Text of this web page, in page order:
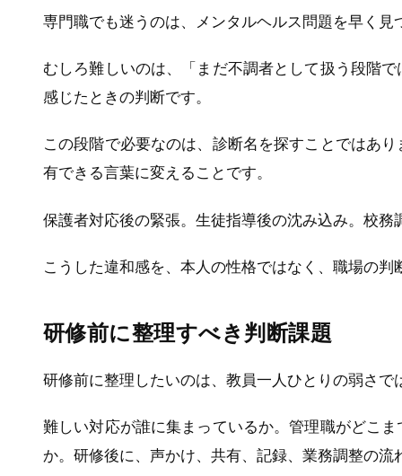
専門職でも迷うのは、メンタルヘルス問題を早く
むしろ難しいのは、「まだ不調者として扱う段階
感じたときの判断です。
この段階で必要なのは、診断名を探すことではあ
有できる言葉に変えることです。
保護者対応後の緊張。生徒指導後の沈み込み。校
こうした違和感を、本人の性格ではなく、職場の
研修前に整理すべき判断課題
研修前に整理したいのは、教員一人ひとりの弱さで
難しい対応が誰に集まっているか。管理職がどこ
か。研修後に、声かけ、共有、記録、業務調整の流